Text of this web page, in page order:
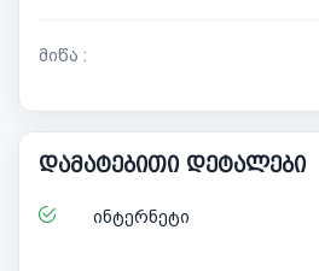
მიწა :
დამატებითი დეტალები
ინტერნეტი